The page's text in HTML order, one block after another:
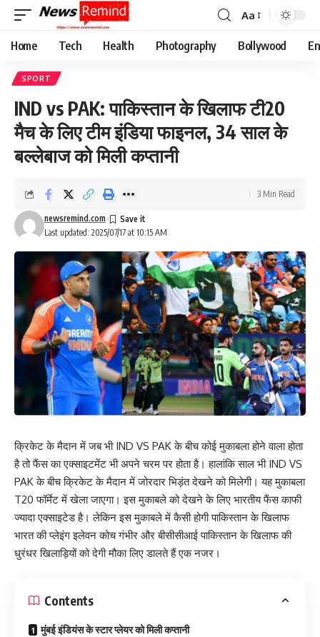
Font
Resizer
Aa
Home Tech Health Photography Bollywood
SPORT
IND vs PAK: पाकिस्तान के खिलाफ टी20
मैच के लिए टीम इंडिया फाइनल, 34 साल के
बल्लेबाज को मिली कप्तानी
Last updated: 2025/07/17 at 10:15 AM
newsremind.com
3 Min Read
क्रिकेट के मैदान में जब भी IND VS PAK के बीच कोई मुकाबला होने वाला होता
है तो फैंस का एक्साइटमेंट भी अपने चरम पर होता है। हालांकि साल भी IND VS
PAK के बीच क्रिकेट के मैदान में जोरदार भिड़ंत देखने को मिलेगी। यह मुकाबला
T20 फॉर्मेट में खेला जाएगा। इस मुकाबले को देखने के लिए भारतीय फैंस काफी
ज्यादा एक्साइटेड है। लेकिन इस मुकाबले में कैसी होगी पाकिस्तान के खिलाफ
भारत की प्लेइंग इलेवन कोच गंभीर और बीसीसीआई पाकिस्तान के खिलाफ की
धुरंधर खिलाड़ियों को देगी मौका लिए डालते हैं एक नजर।
Contents
मुंबई इंडियंस के स्टार प्लेयर को मिली कप्तानी